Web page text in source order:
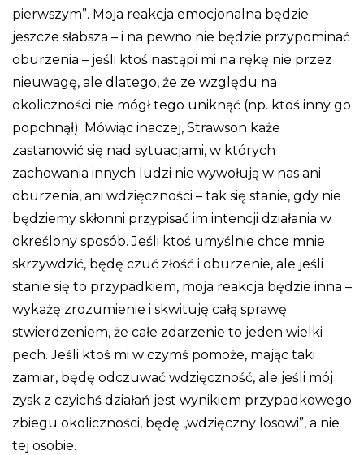
pierwszym”. Moja reakcja emocjonalna będzie
jeszcze słabsza – i na pewno nie będzie przypominać
oburzenia – jeśli ktoś nastąpi mi na rękę nie przez
nieuwagę, ale dlatego, że ze względu na
okoliczności nie mógł tego uniknąć (np. ktoś inny go
popchnął). Mówiąc inaczej, Strawson każe
zastanowić się nad sytuacjami, w których
zachowania innych ludzi nie wywołują w nas ani
oburzenia, ani wdzięczności – tak się stanie, gdy nie
będziemy skłonni przypisać im intencji działania w
określony sposób. Jeśli ktoś umyślnie chce mnie
skrzywdzić, będę czuć złość i oburzenie, ale jeśli
stanie się to przypadkiem, moja reakcja będzie inna –
wykażę zrozumienie i skwituję całą sprawę
stwierdzeniem, że całe zdarzenie to jeden wielki
pech. Jeśli ktoś mi w czymś pomoże, mając taki
zamiar, będę odczuwać wdzięczność, ale jeśli mój
zysk z czyichś działań jest wynikiem przypadkowego
zbiegu okoliczności, będę „wdzięczny losowi”, a nie
tej osobie.